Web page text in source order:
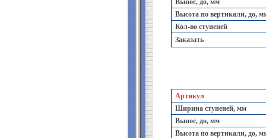
Вынос, до, мм
Высота по вертикали, до,
Кол-во ступеней
Заказать
Артикул
Ширина ступеней, мм
Вынос, до, мм
Высота по вертикали, до,